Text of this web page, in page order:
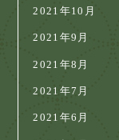
2021年10月
2021年9月
2021年8月
2021年7月
2021年6月